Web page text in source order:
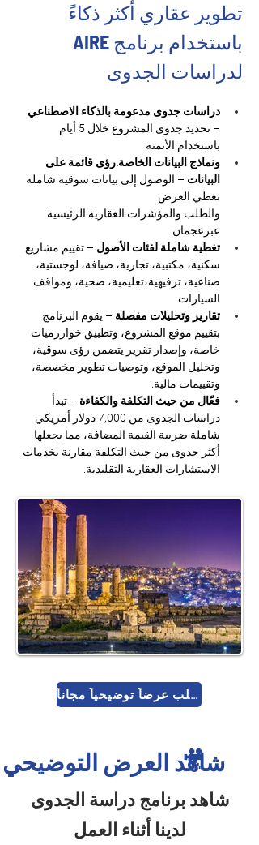
تطوير عقاري أكثر ذكاءً
لدراسات الجدوى
دراسات جدوى مدعومة بالذكاء الاصطناعي
– تحديد جدوى المشروع خلال 5 أيام
باستخدام الأتمتة
ونماذج البيانات الخاصة.رؤى قائمة على
البيانات – الوصول إلى بيانات سوقية شاملة
تغطي العرض
والطلب والمؤشرات العقارية الرئيسية
عبرعجمان.
تغطية شاملة لفئات الأصول – تقييم مشاريع
سكنية، مكتبية، تجارية، ضيافة، لوجستية،
صناعية، ترفيهية،تعليمية، صحية، ومواقف
السيارات.
تقارير وتحليلات مفصلة – يقوم البرنامج
بتقييم موقع المشروع، وتطبيق خوارزميات
خاصة، وإصدار تقرير يتضمن رؤى سوقية،
وتحليل الموقع، وتوصيات تطوير مخصصة،
وتقييمات مالية.
فعّال من حيث التكلفة والكفاءة – تبدأ
دراسات الجدوى من 7,000 دولار أمريكي
شاملة ضريبة القيمة المضافة، مما يجعلها
أكثر جدوى من حيث التكلفة مقارنة بخدمات
الاستشارات العقارية التقليدية
اطلب عرضاً توضيحياً مجاناً
شاهد العرض التوضيحي
🎥
شاهد برنامج دراسة الجدوى
لدينا أثناء العمل